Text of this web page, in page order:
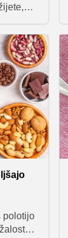
v
bolj
polotijo